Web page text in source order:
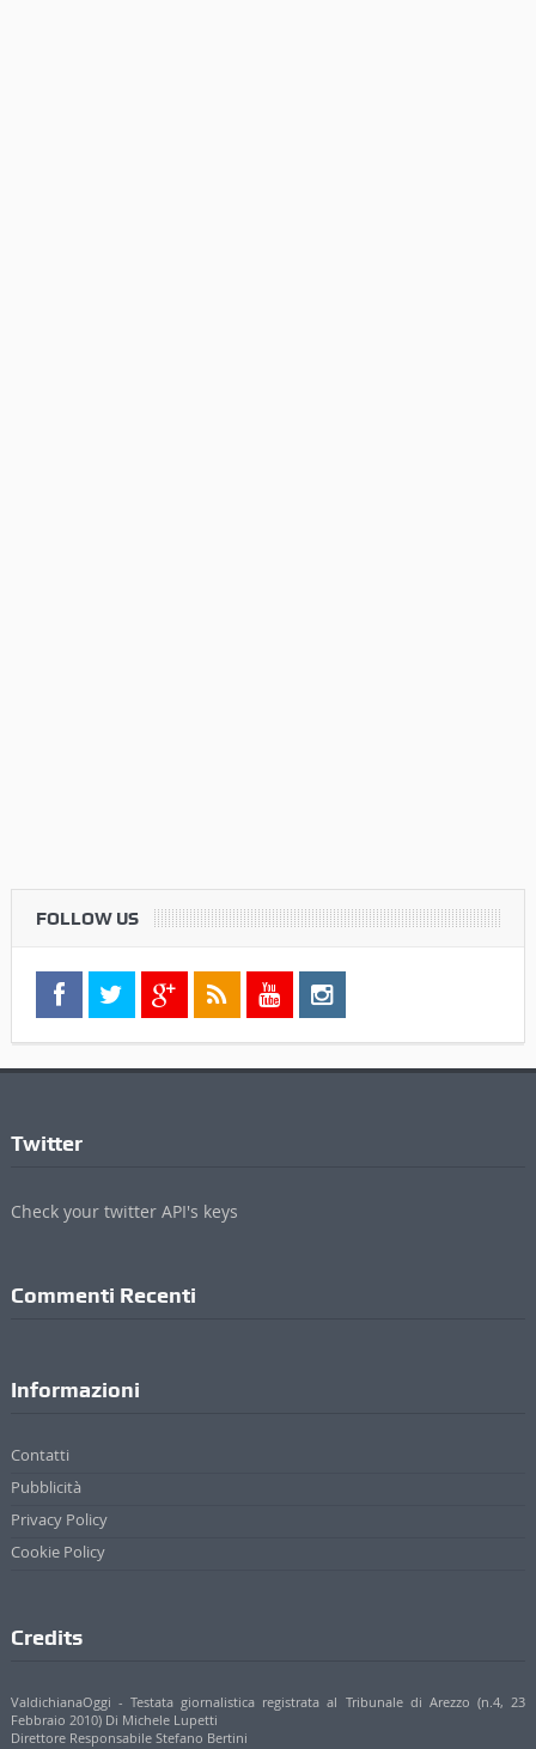
FOLLOW US
Twitter
Check your twitter API's keys
Commenti Recenti
Informazioni
Contatti
Pubblicità
Privacy Policy
Cookie Policy
Credits
ValdichianaOggi - Testata giornalistica registrata al Tribunale di Arezzo (n.4, 23
Febbraio 2010) Di Michele Lupetti
Direttore Responsabile Stefano Bertini